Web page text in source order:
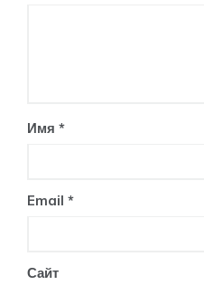
Имя *
Email *
Сайт